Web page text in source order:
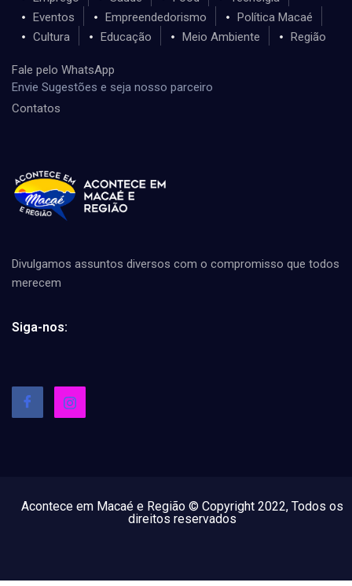
Eventos
Empreendedorismo
Política Macaé
Cultura
Educação Meio Ambiente Região
Fale pelo WhatsApp
Envie Sugestões e seja nosso parceiro
Contatos
Divulgamos assuntos diversos com o compromisso que todos
merecem
Siga-nos:
Acontece em Macaé e Região © Copyright 2022, Todos os
direitos reservados